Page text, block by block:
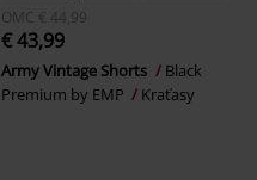
OMC € 44,99
€ 43,99
Army Vintage Shorts
Black
Premium by EMP
Kraťasy